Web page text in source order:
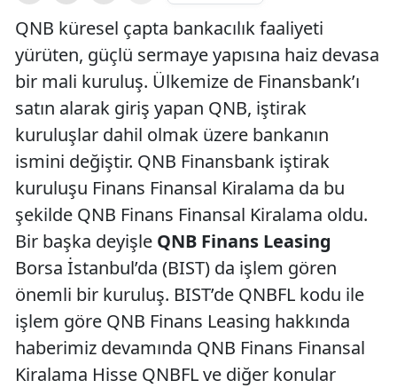
QNB küresel çapta bankacılık faaliyeti
yürüten, güçlü sermaye yapısına haiz devasa
bir mali kuruluş. Ülkemize de Finansbank’ı
satın alarak giriş yapan QNB, iştirak
kuruluşlar dahil olmak üzere bankanın
ismini değiştir. QNB Finansbank iştirak
kuruluşu Finans Finansal Kiralama da bu
şekilde QNB Finans Finansal Kiralama oldu.
Bir başka deyişle QNB Finans Leasing
Borsa İstanbul’da (BIST) da işlem gören
önemli bir kuruluş. BIST’de QNBFL kodu ile
işlem göre QNB Finans Leasing hakkında
haberimiz devamında QNB Finans Finansal
Kiralama Hisse QNBFL ve diğer konular